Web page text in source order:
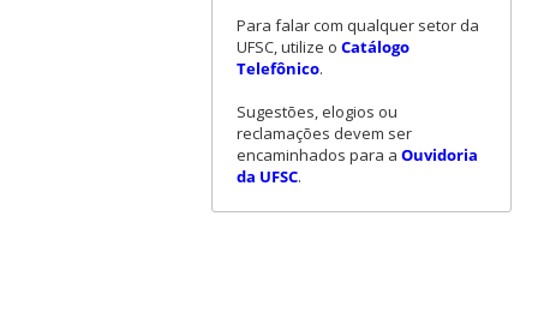
Para falar com qualquer setor da
UFSC, utilize o Catálogo
Telefônico.
Sugestões, elogios ou
reclamações devem ser
encaminhados para a Ouvidoria
da UFSC.